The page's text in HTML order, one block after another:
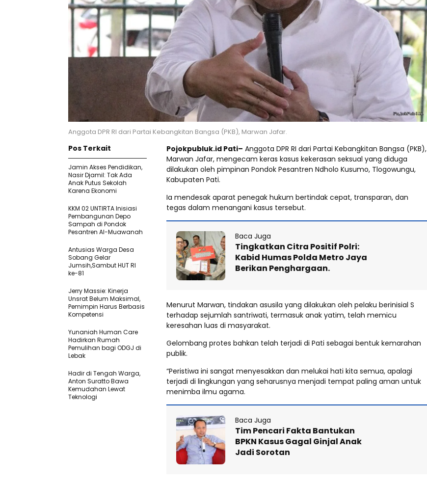
Anggota DPR RI dari Partai Kebangkitan Bangsa (PKB), Marwan Jafar.
Pojokpubluk.id Pati– Anggota DPR RI dari Partai Kebangkitan Bangsa (PKB),
Marwan Jafar, mengecam keras kasus kekerasan seksual yang diduga
dilakukan oleh pimpinan Pondok Pesantren Ndholo Kusumo, Tlogowungu,
Kabupaten Pati.
Ia mendesak aparat penegak hukum bertindak cepat, transparan, dan
tegas dalam menangani kasus tersebut.
Baca Juga
Tingkatkan Citra Positif Polri:
Kabid Humas Polda Metro Jaya
Berikan Penghargaan.
Menurut Marwan, tindakan asusila yang dilakukan oleh pelaku berinisial S
terhadap sejumlah santriwati, termasuk anak yatim, telah memicu
keresahan luas di masyarakat.
Gelombang protes bahkan telah terjadi di Pati sebagai bentuk kemarahan
publik.
“Peristiwa ini sangat menyesakkan dan melukai hati kita semua, apalagi
terjadi di lingkungan yang seharusnya menjadi tempat paling aman untuk
menimba ilmu agama.
Baca Juga
Tim Pencari Fakta Bantukan
BPKN Kasus Gagal Ginjal Anak
Jadi Sorotan
Pos Terkait
Jamin Akses Pendidikan,
Nasir Djamil: Tak Ada
Anak Putus Sekolah
Karena Ekonomi
KKM 02 UNTIRTA Inisiasi
Pembangunan Depo
Sampah di Pondok
Pesantren Al-Muawanah
Antusias Warga Desa
Sobang Gelar
Jumsih,Sambut HUT RI
ke-81
Jerry Massie: Kinerja
Unsrat Belum Maksimal,
Pemimpin Harus Berbasis
Kompetensi
Yunaniah Human Care
Hadirkan Rumah
Pemulihan bagi ODGJ di
Lebak
Hadir di Tengah Warga,
Anton Suratto Bawa
Kemudahan Lewat
Teknologi ​